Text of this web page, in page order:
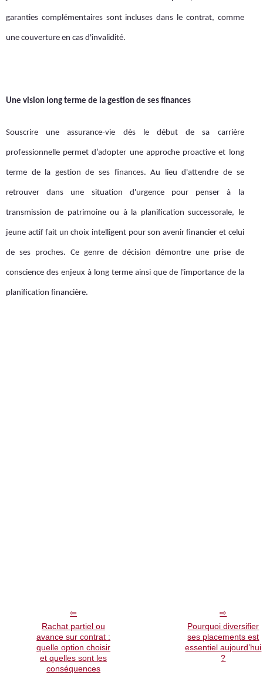
garanties complémentaires sont incluses dans le contrat, comme
une couverture en cas d'invalidité.
Une vision long terme de la gestion de ses finances
Souscrire une assurance-vie dès le début de sa carrière
professionnelle permet d’adopter une approche proactive et long
terme de la gestion de ses finances. Au lieu d'attendre de se
retrouver dans une situation d'urgence pour penser à la
transmission de patrimoine ou à la planification successorale, le
jeune actif fait un choix intelligent pour son avenir financier et celui
de ses proches. Ce genre de décision démontre une prise de
conscience des enjeux à long terme ainsi que de l'importance de la
planification financière.
Rachat partiel ou
avance sur contrat :
quelle option choisir
et quelles sont les
conséquences
Pourquoi diversifier
ses placements est
essentiel aujourd’hui
?